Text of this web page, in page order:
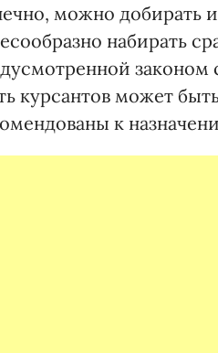
можно добирать
набирать
законом
курсантов может
к